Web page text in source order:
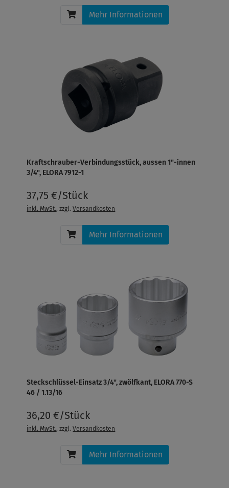
Mehr Informationen
Kraftschrauber-Verbindungsstück, aussen 1"-innen
3/4", ELORA 7912-1
37,75 €/Stück
inkl. MwSt., zzgl.Versandkosten
Mehr Informationen
Steckschlüssel-Einsatz 3/4", zwölfkant, ELORA 770-S
46 / 1.13/16
36,20 €/Stück
inkl. MwSt., zzgl.Versandkosten
Mehr Informationen